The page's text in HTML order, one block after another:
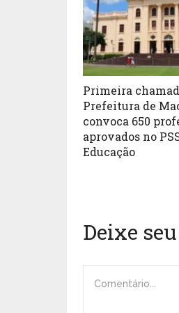
Primeira
Prefeitura de
convoca 650
aprovados no
Educação
Deixe